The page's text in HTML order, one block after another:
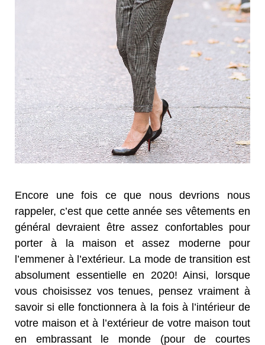
Encore une fois ce que nous devrions nous
rappeler, c’est que cette année ses vêtements en
général devraient être assez confortables pour
porter à la maison et assez moderne pour
l’emmener à l’extérieur. La mode de transition est
absolument essentielle en 2020! Ainsi, lorsque
vous choisissez vos tenues, pensez vraiment à
savoir si elle fonctionnera à la fois à l’intérieur de
votre maison et à l’extérieur de votre maison tout
en embrassant le monde (pour de courtes